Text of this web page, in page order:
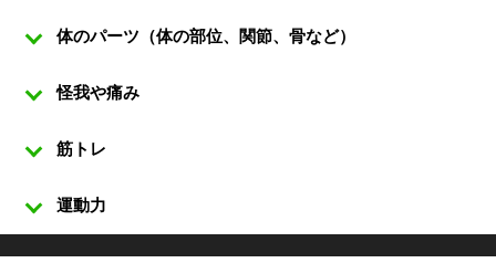
体のパーツ（体の部位、関節、骨など）
怪我や痛み
筋トレ
運動力